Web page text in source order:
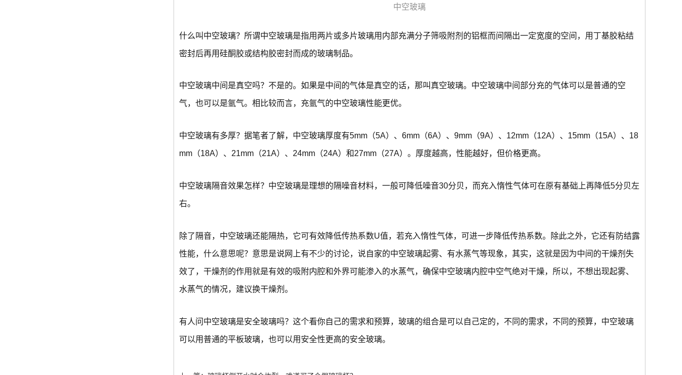
中空玻璃
什么叫中空玻璃？所谓中空玻璃是指用两片或多片玻璃用内部充满分子筛吸附剂的铝框而间隔出一定宽度的空间，用丁基胶粘结
密封后再用硅酮胶或结构胶密封而成的玻璃制品。
中空玻璃中间是真空吗？不是的。如果是中间的气体是真空的话，那叫真空玻璃。中空玻璃中间部分充的气体可以是普通的空
气，也可以是氩气。相比较而言，充氩气的中空玻璃性能更优。
中空玻璃有多厚？据笔者了解，中空玻璃厚度有5mm（5A）、6mm（6A）、9mm（9A）、12mm（12A）、15mm（15A）、18
mm（18A）、21mm（21A）、24mm（24A）和27mm（27A）。厚度越高，性能越好，但价格更高。
中空玻璃隔音效果怎样？中空玻璃是理想的隔噪音材料，一般可降低噪音30分贝，而充入惰性气体可在原有基础上再降低5分贝左
右。
除了隔音，中空玻璃还能隔热，它可有效降低传热系数U值，若充入惰性气体，可进一步降低传热系数。除此之外，它还有防结露
性能，什么意思呢？意思是说网上有不少的讨论，说自家的中空玻璃起雾、有水蒸气等现象，其实，这就是因为中间的干燥剂失
效了，干燥剂的作用就是有效的吸附内腔和外界可能渗入的水蒸气，确保中空玻璃内腔中空气绝对干燥，所以，不想出现起雾、
水蒸气的情况，建议换干燥剂。
有人问中空玻璃是安全玻璃吗？这个看你自己的需求和预算，玻璃的组合是可以自己定的，不同的需求，不同的预算，中空玻璃
可以用普通的平板玻璃，也可以用安全性更高的安全玻璃。